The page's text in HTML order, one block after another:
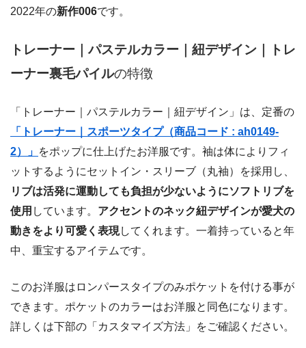
2022年の新作006です。
トレーナー｜パステルカラー｜紐デザイン｜トレ
ーナー裏毛パイルの特徴
「トレーナー｜パステルカラー｜紐デザイン」は、定番の
「トレーナー｜スポーツタイプ（商品コード : ah0149-
2）」 をポップに仕上げたお洋服です。袖は体によりフィ
ットするようにセットイン・スリーブ（丸袖）を採用し、
リブは活発に運動しても負担が少ないようにソフトリブを
使用 しています。 アクセントのネック紐デザインが愛犬の
動きをより可愛く表現してくれます。一着持っていると年
中、重宝するアイテムです。
このお洋服はロンパースタイプのみポケットを付ける事が
できます。ポケットのカラーはお洋服と同色になります。
詳しくは下部の「カスタマイズ方法」をご確認ください。